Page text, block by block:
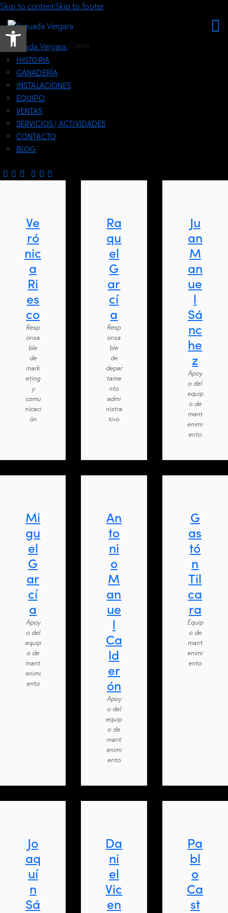
Skip to contentSkip to footer
Cerrar
HISTORIA
GANADERÍA
INSTALACIONES
EQUIPO
VENTAS
SERVICIOS | ACTIVIDADES
CONTACTO
BLOG
Ve
ró
nic
a
Ri
es
co
Resp
onsa
ble
de
mark
eting
y
comu
nicaci
ón
Ra
qu
el
G
ar
cí
a
Resp
onsa
ble
de
depar
tame
nto
admi
nistra
tivo
Ju
an
M
an
ue
l
Sá
nc
he
z
Apoy
o del
equip
o de
mant
enimi
ento
Mi
gu
el
G
ar
cí
a
Apoy
o del
equip
o de
mant
enimi
ento
An
to
ni
o
M
an
ue
l
Ca
ld
er
ón
Apoy
o del
equip
o de
mant
enimi
ento
G
as
tó
n
Til
ca
ra
Equip
o de
mant
enimi
ento
Jo
aq
uí
n
Sá
Da
ni
el
Vic
en
Pa
bl
o
Ca
st
Abrir barra de herramientas